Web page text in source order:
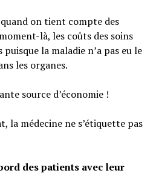
on tient compte des
là, les coûts des soins
la maladie n’a pas eu le
les organes.
source d’économie !
la médecine ne s’étiquette pas
des patients avec leur